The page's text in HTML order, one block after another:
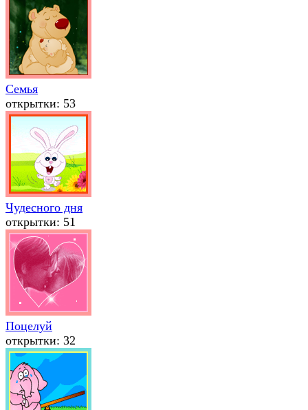
Семья
открытки: 53
Чудесного дня
открытки: 51
Поцелуй
открытки: 32